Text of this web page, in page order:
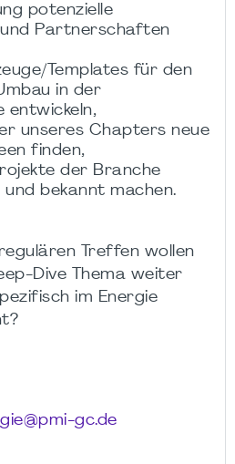
potenzielle
Partnerschaften
Templates für den
in der
entwickeln,
unseres Chapters neue
finden,
der Branche
bekannt machen.
Treffen wollen
Dive Thema weiter
im Energie
gc.de